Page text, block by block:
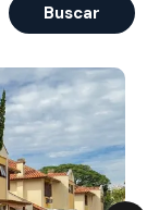
Buscar